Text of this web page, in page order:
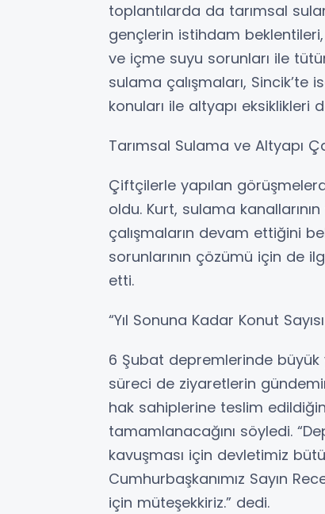
toplantılarda da tarımsal
gençlerin istihdam
ve içme suyu sorunları ile
sulama çalışmaları, Sincik’te
konuları ile altyapı eksiklikleri
Tarımsal Sulama ve Altyapı
Çiftçilerle yapılan
oldu. Kurt, sulama
çalışmaların devam ettiğini
sorunlarının çözümü için de
etti.
“Yıl Sonuna Kadar Konut
6 Şubat depremlerinde büyük
süreci de ziyaretlerin
hak sahiplerine teslim
tamamlanacağını söyledi.
kavuşması için devletimiz
Cumhurbaşkanımız Sayın
için müteşekkiriz.” dedi.